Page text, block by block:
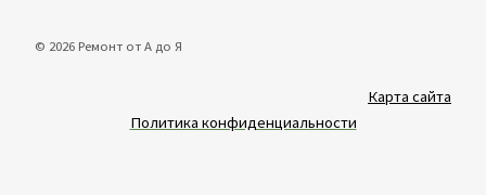
© 2026 Ремонт от А до Я
Карта сайта
Политика конфиденциальности